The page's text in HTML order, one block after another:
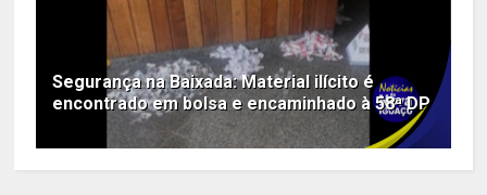
Segurança na Baixada: Material ilícito é
encontrado em bolsa e encaminhado à 58ª DP